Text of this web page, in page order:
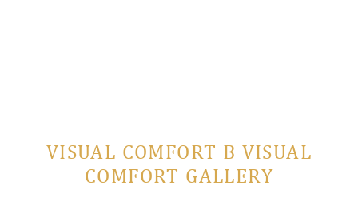
VISUAL COMFORT В VISUAL
COMFORT GALLERY